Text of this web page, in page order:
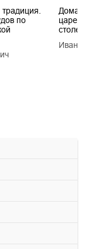
по
царей
Иван